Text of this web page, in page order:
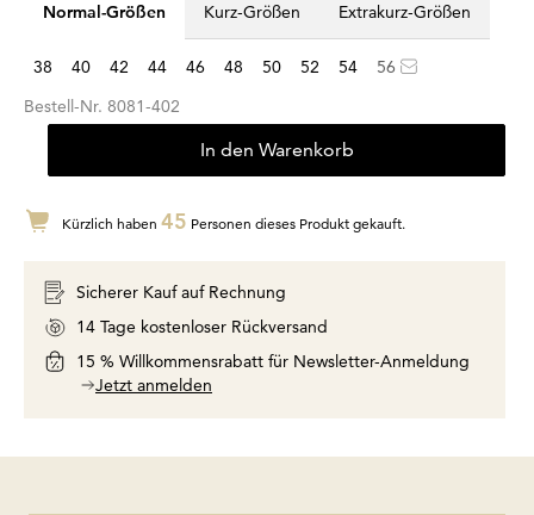
Normal-Größen Kurz-Größen Extrakurz-Größen
38 40 42 44 46 48 50 52 54
56
Bestell-Nr. 8081-402
In den Warenkorb
Kürzlich haben 45 Personen dieses Produkt gekauft.
Sicherer Kauf auf Rechnung
14 Tage kostenloser Rückversand
15 % Willkommensrabatt für Newsletter-Anmeldung
Jetzt anmelden